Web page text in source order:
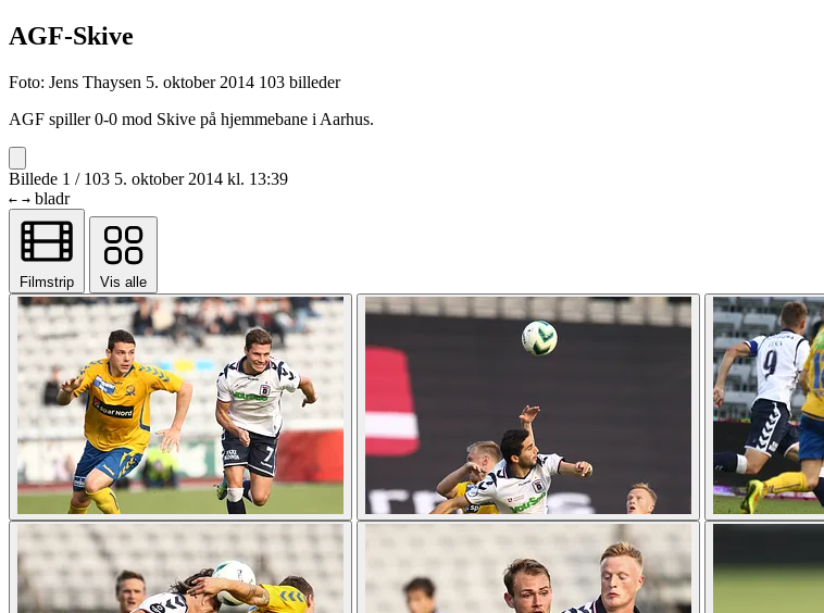
AGF-Skive
Foto: Jens Thaysen 5. oktober 2014 103 billeder
AGF spiller 0-0 mod Skive på hjemmebane i Aarhus.
Billede 1 / 103 5. oktober 2014 kl. 13:39
← → bladr
Filmstrip Vis alle